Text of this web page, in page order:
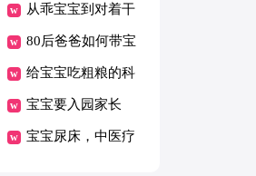
从乖宝宝到对着干
80后爸爸如何带宝
宝玩？
给宝宝吃粗粮的科
学方法
宝宝要入园家长
有“五忌”
宝宝尿床，中医疗